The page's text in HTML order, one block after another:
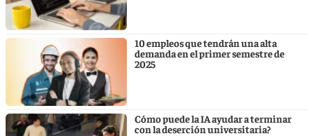
10 empleos que tendrán una alta
demanda en el primer semestre de
2025
Cómo puede la IA ayudar a terminar
con la deserción universitaria?